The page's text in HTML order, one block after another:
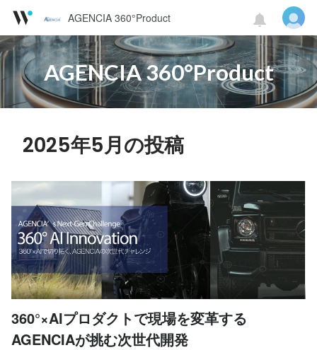
AGENCIA 360°Product
AGENCIA 360°Product
2025年5月の投稿
360°×AIプロダクトで現場を変革する
AGENCIAが挑む次世代開発